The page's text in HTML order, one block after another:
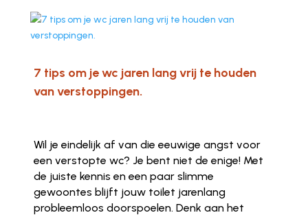
7 tips om je wc jaren lang vrij te houden
van verstoppingen.
Wil je eindelijk af van die eeuwige angst voor
een verstopte wc? Je bent niet de enige! Met
de juiste kennis en een paar slimme
gewoontes blijft jouw toilet jarenlang
probleemloos doorspoelen. Denk aan het